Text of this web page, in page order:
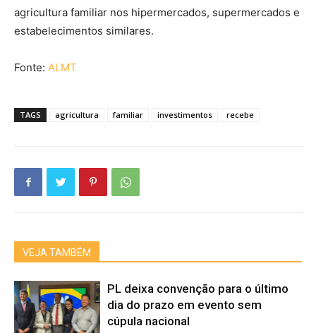
agricultura familiar nos hipermercados, supermercados e
estabelecimentos similares.
Fonte: ALMT
TAGS agricultura familiar investimentos recebe
VEJA TAMBÉM
PL deixa convenção para o último
dia do prazo em evento sem
cúpula nacional